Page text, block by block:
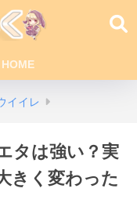
HOME
イイレ
タは強い？実
きく変わった